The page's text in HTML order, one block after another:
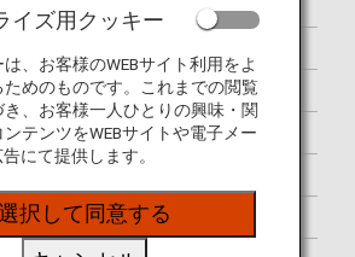
犬
猫
月 猫
イズ用クッキー
、お客様のWEBサイト利用をよ
ためのものです。これまでの閲覧
、お客様一人ひとりの興味・関
テンツをWEBサイトや電子メー
にて提供します。
択して同意する